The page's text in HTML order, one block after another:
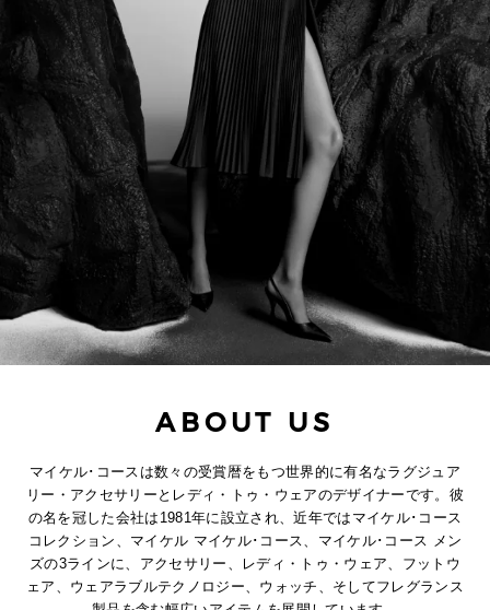
ABOUT US
マイケル･コースは数々の受賞暦をもつ世界的に有名なラグジュア
リー・アクセサリーとレディ・トゥ・ウェアのデザイナーです。彼
の名を冠した会社は1981年に設立され、近年ではマイケル･コース
コレクション、マイケル マイケル･コース、マイケル･コース メン
ズの3ラインに、アクセサリー、レディ・トゥ・ウェア、フットウ
ェア、ウェアラブルテクノロジー、ウォッチ、そしてフレグランス